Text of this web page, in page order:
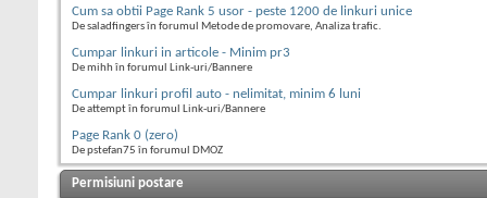
Cum sa obtii Page Rank 5 usor - peste 1200 de linkuri unice
De saladfingers în forumul Metode de promovare, Analiza trafic.
Cumpar linkuri in articole - Minim pr3
De mihh în forumul Link-uri/Bannere
Cumpar linkuri profil auto - nelimitat, minim 6 luni
De attempt în forumul Link-uri/Bannere
Page Rank 0 (zero)
De pstefan75 în forumul DMOZ
Permisiuni postare